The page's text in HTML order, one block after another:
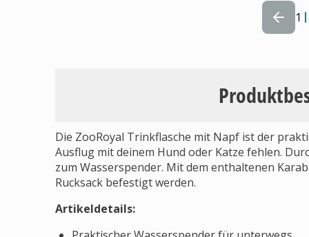
1
Die ZooRoyal Trinkflasche mit Napf ist der
Ausflug mit deinem Hund oder Katze fehlen.
zum Wasserspender. Mit dem enthaltenen
Rucksack befestigt werden.
Artikeldetails: